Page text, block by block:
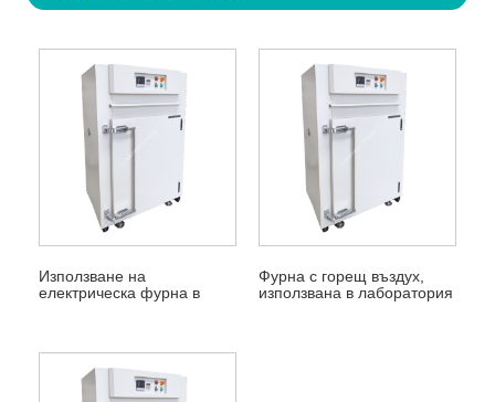
Използване на
електрическа фурна в
Фурна с горещ въздух,
използвана в лаборатория